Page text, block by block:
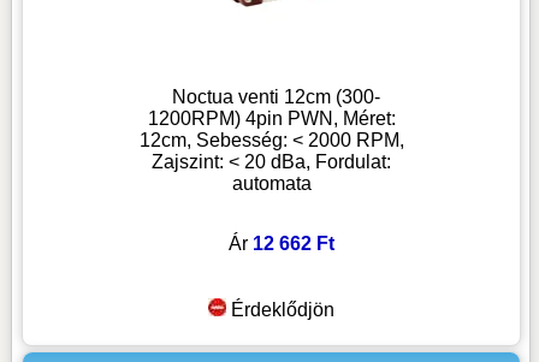
Noctua venti 12cm (300-
1200RPM) 4pin PWN, Méret:
12cm, Sebesség: < 2000 RPM,
Zajszint: < 20 dBa, Fordulat:
automata
Ár 12 662 Ft
Érdeklődjön